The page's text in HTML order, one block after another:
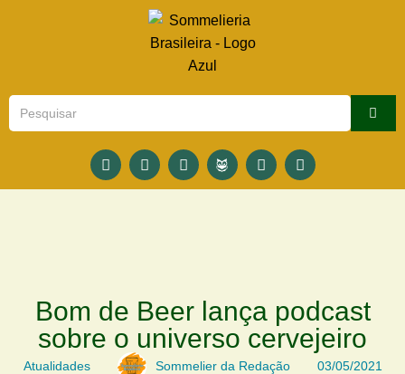
Bom de Beer lança podcast
sobre o universo cervejeiro
Atualidades Sommelier da Redação 03/05/2021